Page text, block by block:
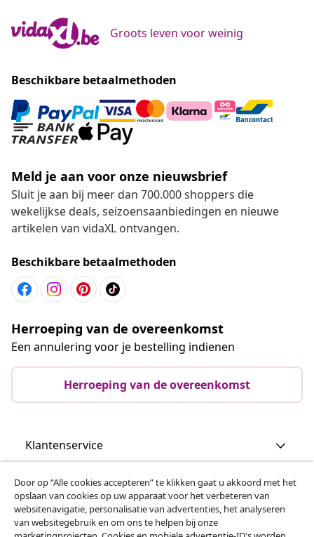
Groots leven voor weinig
Beschikbare betaalmethoden
Meld je aan voor onze nieuwsbrief
Sluit je aan bij meer dan 700.000 shoppers die
wekelijkse deals, seizoensaanbiedingen en nieuwe
artikelen van vidaXL ontvangen.
Beschikbare betaalmethoden
Herroeping van de overeenkomst
Een annulering voor je bestelling indienen
Herroeping van de overeenkomst
Klantenservice
Zakelijk
vidaXL
Door op “Alle cookies accepteren” te klikken gaat u akkoord met het
opslaan van cookies op uw apparaat voor het verbeteren van
websitenavigatie, personalisatie van advertenties, het analyseren
van websitegebruik en om ons te helpen bij onze